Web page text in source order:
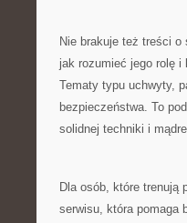
Nie brakuje też treści
jak rozumieć jego rolę i
Tematy typu uchwyty,
bezpieczeństwa. To
solidnej techniki i
Dla osób, które trenują
serwisu, która pomaga